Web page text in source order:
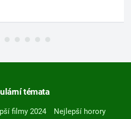
témata
filmy 2024
Nejlepší horory